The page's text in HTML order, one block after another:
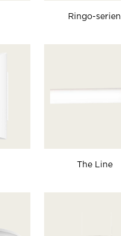
Ringo-serien
The Line